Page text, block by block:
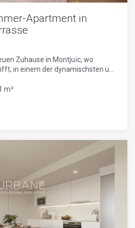
Apartment in
Zuhause in Montjuïc, wo
in einem der dynamischsten und
und 2 Bäder, die
Mit viel natürlichem Licht,
kleinen privaten Terrasse bietet
Parks und ist Teil eines
Projekts von Adoras Atelier
Studio, das für seinen
und zeitgenössischen
Das Design des Gebäudes
mit der Gelassenheit der Natur
Lebensstil, der das Beste
widerspiegelt. Die Wohnung ist
m²